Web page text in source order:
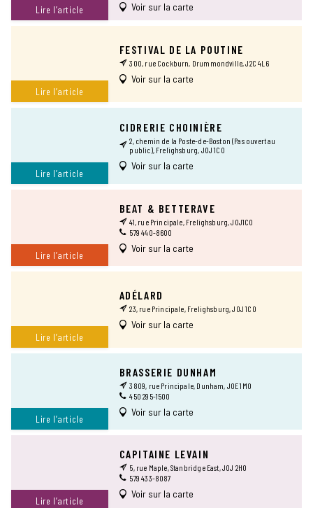
Lire l’article Voir sur la carte
Lire l’article
FESTIVAL DE LA POUTINE
300, rue Cockburn, Drummondville, J2C 4L6
Voir sur la carte
Lire l’article
CIDRERIE CHOINIÈRE
2, chemin de la Poste-de-Boston (Pas ouvert au
public), Frelighsburg, J0J 1C0
Voir sur la carte
Lire l’article
BEAT & BETTERAVE
41, rue Principale, Frelighsburg, J0J1C0
579 440-8600
Voir sur la carte
Lire l’article
ADÉLARD
23, rue Principale, Frelighsburg, J0J 1C0
Voir sur la carte
Lire l’article
BRASSERIE DUNHAM
3809, rue Principale, Dunham, J0E 1M0
450 295-1500
Voir sur la carte
Lire l’article
CAPITAINE LEVAIN
5, rue Maple, Stanbridge East, J0J 2H0
579 433-8087
Voir sur la carte